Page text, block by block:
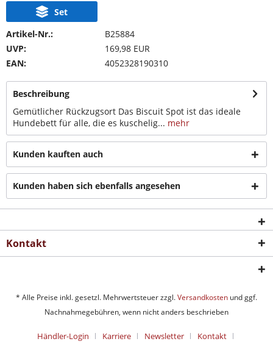
Set
Artikel-Nr.:
B25884
UVP:
169,98 EUR
EAN:
4052328190310
Beschreibung
Gemütlicher Rückzugsort Das Biscuit Spot ist das ideale
Hundebett für alle, die es kuschelig... mehr
Kunden kauften auch
Kunden haben sich ebenfalls angesehen
Kontakt
* Alle Preise inkl. gesetzl. Mehrwertsteuer zzgl.Versandkosten und ggf.
Nachnahmegebühren, wenn nicht anders beschrieben
Händler-Login Karriere Newsletter Kontakt